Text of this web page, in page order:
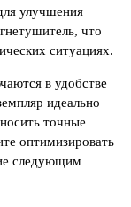
улучшения
что
ситуациях.
в удобстве
идеально
точные
оптимизировать
следующим